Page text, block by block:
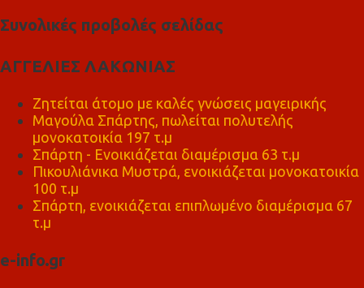
Συνολικές προβολές σελίδας
ΑΓΓΕΛΙΕΣ ΛΑΚΩΝΙΑΣ
Ζητείται άτομο με καλές γνώσεις μαγειρικής
Μαγούλα Σπάρτης, πωλείται πολυτελής
μονοκατοικία 197 τ.μ
Σπάρτη - Ενοικιάζεται διαμέρισμα 63 τ.μ
Πικουλιάνικα Μυστρά, ενοικιάζεται μονοκατοικία
100 τ.μ
Σπάρτη, ενοικιάζεται επιπλωμένο διαμέρισμα 67
τ.μ
e-info.gr